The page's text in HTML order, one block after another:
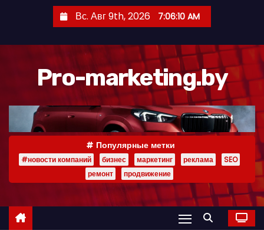
р
Вс. Авг 9th, 2026 7:06:12 AM
Pro-marketing.by
Популярные метки
#новости компаний бизнес маркетинг реклама
SEO
ремонт
продвижение